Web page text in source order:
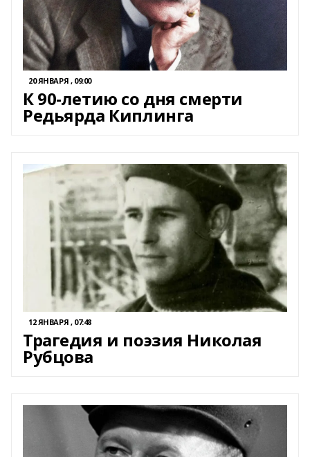
20 ЯНВАРЯ , 09:00
К 90-летию со дня смерти
Редьярда Киплинга
12 ЯНВАРЯ , 07:48
Трагедия и поэзия Николая
Рубцова